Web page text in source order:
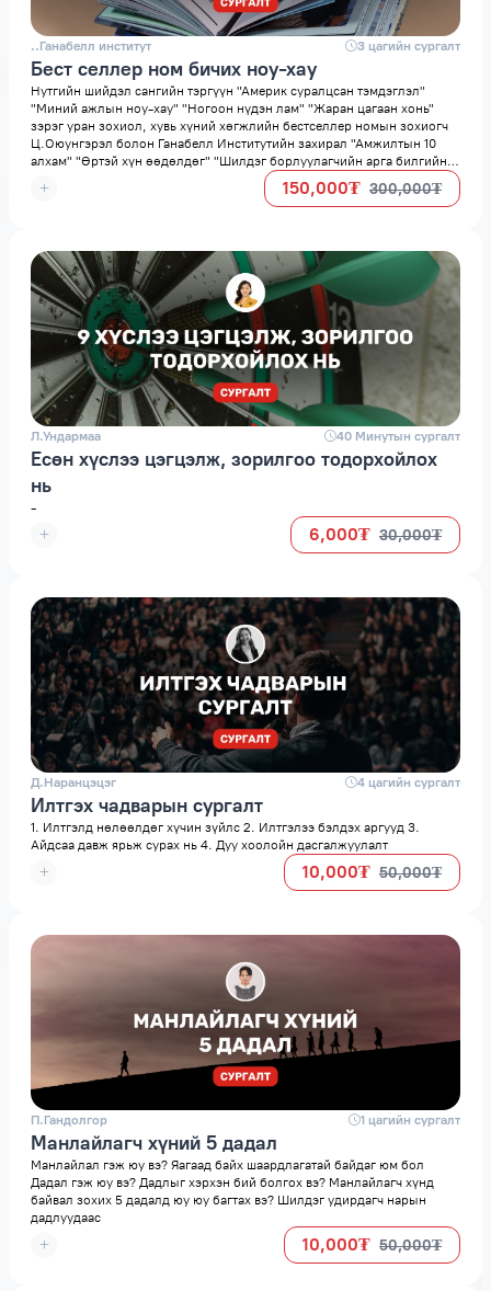
..Ганабелл институт 3 цагийн сургалт
Бест селлер ном бичих ноу-хау
Нутгийн шийдэл сангийн тэргүүн "Америк суралцсан тэмдэглэл"
"Миний ажлын ноу-хау" "Ногоон нүдэн лам" "Жаран цагаан хонь"
зэрэг уран зохиол, хувь хүний хөгжлийн бестселлер номын зохиогч
Ц.Оюунгэрэл болон Ганабелл Институтийн захирал "Амжилтын 10
алхам" "Өртэй хүн өөдөлдөг" "Шилдэг борлуулагчийн арга билгийн
10 ухаан" "Цаг төлөвлөлтийн ХАЖ" зэрэг хувь хүний хөгжлийн
бестселлер номын зохиогч П.Гандолгор нарын хамтарсан дижитал
150,000₮ 300,000₮
Л.Ундармаа 40 Минутын сургалт
Есөн хүслээ цэгцэлж, зорилгоо тодорхойлох
нь
-
6,000₮ 30,000₮
Д.Наранцэцэг 4 цагийн сургалт
Илтгэх чадварын сургалт
1. Илтгэлд нөлөөлдөг хүчин зүйлс 2. Илтгэлээ бэлдэх аргууд 3.
Айдсаа давж ярьж сурах нь 4. Дуу хоолойн дасгалжуулалт
10,000₮ 50,000₮
П.Гандолгор 1 цагийн сургалт
Манлайлагч хүний 5 дадал
Манлайлал гэж юу вэ? Яагаад байх шаардлагатай байдаг юм бол
Дадал гэж юу вэ? Дадлыг хэрхэн бий болгох вэ? Манлайлагч хүнд
байвал зохих 5 дадалд юу юу багтах вэ? Шилдэг удирдагч нарын
дадлуудаас
10,000₮ 50,000₮